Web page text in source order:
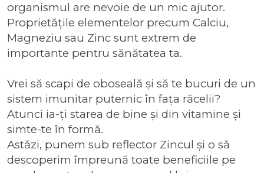
organismul are nevoie de un mic ajutor.
Proprietățile elementelor precum Calciu,
Magneziu sau Zinc sunt extrem de
importante pentru sănătatea ta.
Vrei să scapi de oboseală și să te bucuri de un
sistem imunitar puternic în fața răcelii?
Atunci ia-ți starea de bine și din vitamine și
simte-te în formă.
Astăzi, punem sub reflector Zincul și o să
descoperim împreună toate beneficiile pe